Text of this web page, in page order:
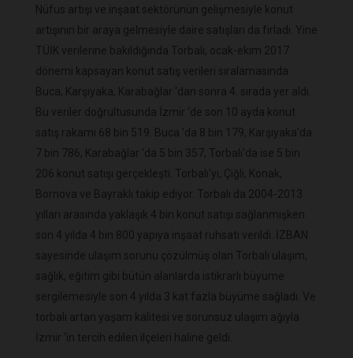
Nüfus artışı ve inşaat sektörünün gelişmesiyle konut
artışının bir araya gelmesiyle daire satışları da fırladı. Yine
TÜİK verilerine bakıldığında Torbalı, ocak-ekim 2017
dönemi kapsayan konut satış verileri sıralamasında
Buca, Karşıyaka, Karabağlar 'dan sonra 4. sırada yer aldı.
Bu veriler doğrultusunda İzmir ‘de son 10 ayda konut
satış rakamı 68 bin 519. Buca 'da 8 bin 179, Karşıyaka'da
7 bin 786, Karabağlar 'da 5 bin 357, Torbalı'da ise 5 bin
206 konut satışı gerçekleşti. Torbalı'yı, Çiğli, Konak,
Bornova ve Bayraklı takip ediyor. Torbalı da 2004-2013
yılları arasında yaklaşık 4 bin konut satışı sağlanmışken
son 4 yılda 4 bin 800 yapıya inşaat ruhsatı verildi. İZBAN
sayesinde ulaşım sorunu çözülmüş olan Torbalı ulaşım,
sağlık, eğitim gibi bütün alanlarda istikrarlı büyüme
sergilemesiyle son 4 yılda 3 kat fazla büyüme sağladı. Ve
torbalı artan yaşam kalitesi ve sorunsuz ulaşım ağıyla
İzmir ‘in tercih edilen ilçeleri haline geldi.